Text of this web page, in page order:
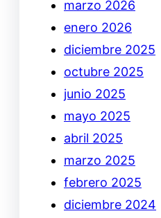
marzo 2026
enero 2026
diciembre 2025
octubre 2025
junio 2025
mayo 2025
abril 2025
marzo 2025
febrero 2025
diciembre 2024